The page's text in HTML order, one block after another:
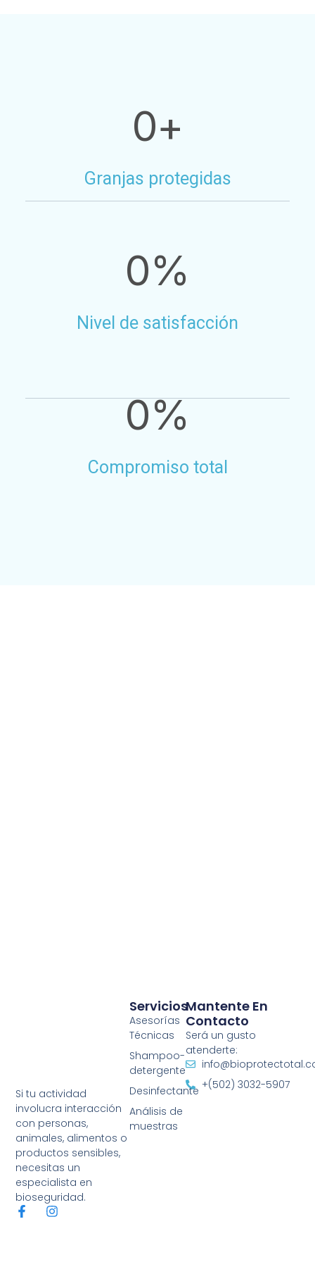
Granjas protegidas
0+
Nivel de satisfacción
0%
Compromiso total
0%
Si tu actividad
involucra interacción
con personas,
animales, alimentos o
productos sensibles,
necesitas un
especialista en
bioseguridad.
Servicios
Asesorías
Técnicas
Shampoo-
detergente
Desinfectante
Análisis de
muestras
Mantente En
Contacto
Será un gusto
atenderte:
+(502) 3032-5907